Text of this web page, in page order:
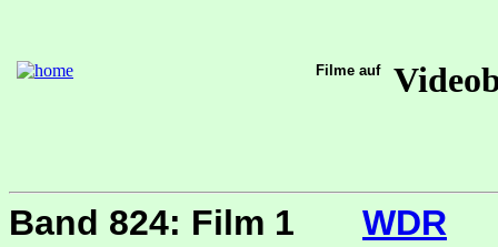
Filme auf
Band 824: Film 1 WDR